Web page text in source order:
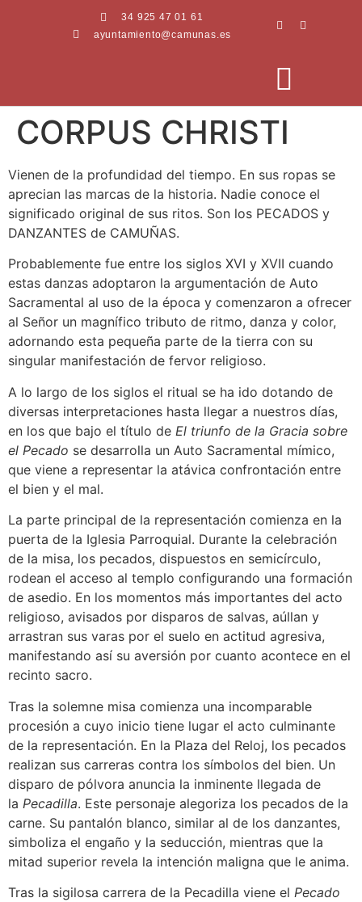
34 925 47 01 61
ayuntamiento@camunas.es
CORPUS CHRISTI
Vienen de la profundidad del tiempo. En sus ropas se
aprecian las marcas de la historia. Nadie conoce el
significado original de sus ritos. Son los PECADOS y
DANZANTES de CAMUÑAS.
Probablemente fue entre los siglos XVI y XVII cuando
estas danzas adoptaron la argumentación de Auto
Sacramental al uso de la época y comenzaron a ofrecer
al Señor un magnífico tributo de ritmo, danza y color,
adornando esta pequeña parte de la tierra con su
singular manifestación de fervor religioso.
A lo largo de los siglos el ritual se ha ido dotando de
diversas interpretaciones hasta llegar a nuestros días,
en los que bajo el título de El triunfo de la Gracia sobre
el Pecado se desarrolla un Auto Sacramental mímico,
que viene a representar la atávica confrontación entre
el bien y el mal.
La parte principal de la representación comienza en la
puerta de la Iglesia Parroquial. Durante la celebración
de la misa, los pecados, dispuestos en semicírculo,
rodean el acceso al templo configurando una formación
de asedio. En los momentos más importantes del acto
religioso, avisados por disparos de salvas, aúllan y
arrastran sus varas por el suelo en actitud agresiva,
manifestando así su aversión por cuanto acontece en el
recinto sacro.
Tras la solemne misa comienza una incomparable
procesión a cuyo inicio tiene lugar el acto culminante
de la representación. En la Plaza del Reloj, los pecados
realizan sus carreras contra los símbolos del bien. Un
disparo de pólvora anuncia la inminente llegada de
la Pecadilla. Este personaje alegoriza los pecados de la
carne. Su pantalón blanco, similar al de los danzantes,
simboliza el engaño y la seducción, mientras que la
mitad superior revela la intención maligna que le anima.
Tras la sigilosa carrera de la Pecadilla viene el Pecado